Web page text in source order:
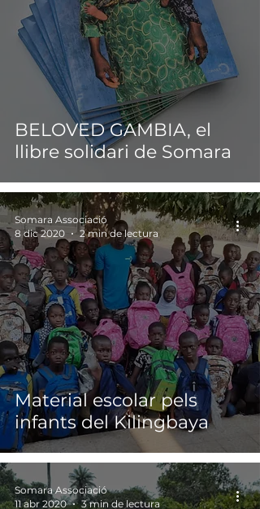
BELOVED GAMBIA, el
llibre solidari de Somara
Material escolar pels
infants del Kilingbaya
Somara Associació
8 dic 2020
2 min de lectura
Somara Associació
11 abr 2020
3 min de lectura